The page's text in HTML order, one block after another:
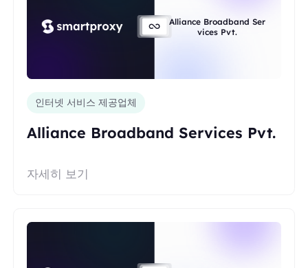
Alliance Broadband Ser
vices Pvt.
인터넷 서비스 제공업체
Alliance Broadband Services Pvt.
자세히 보기